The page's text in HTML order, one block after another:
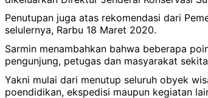
Penutupan juga atas rekomendasi dari
selulernya, Rarbu 18 Maret 2020.
Sarmin menambahkan bahwa beberapa
pengunjung, petugas dan masyarakat
Yakni mulai dari menutup seluruh obyek
poendidikan, ekspedisi maupun kegiatan